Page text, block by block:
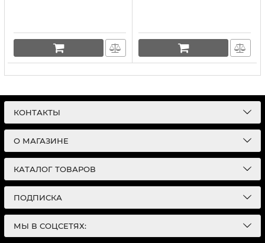
КОНТАКТЫ
О МАГАЗИНЕ
КАТАЛОГ ТОВАРОВ
ПОДПИСКА
МЫ В СОЦСЕТЯХ: